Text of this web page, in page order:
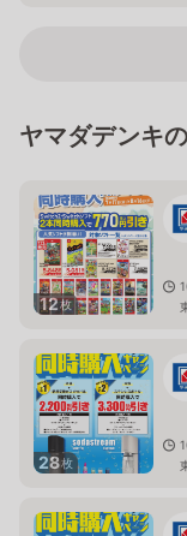
ヤマダデンキ
12枚
28枚